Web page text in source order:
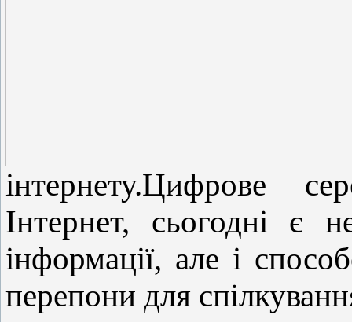
інтернету.Цифрове
Інтернет, сьогодні є
інформації, але і
перепони для